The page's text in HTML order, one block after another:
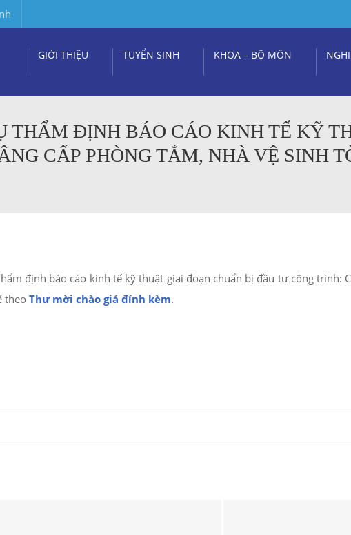
GIỚI THIỆU TUYỂN SINH KHOA – BỘ MÔN
THẨM ĐỊNH BÁO CÁO KINH TẾ KỸ
CẤP PHÒNG TẮM, NHÀ VỆ SINH
định báo cáo kinh tế kỹ thuật giai đoạn chuẩn bị đầu tư công trình:
theo Thư mời chào giá đính kèm.